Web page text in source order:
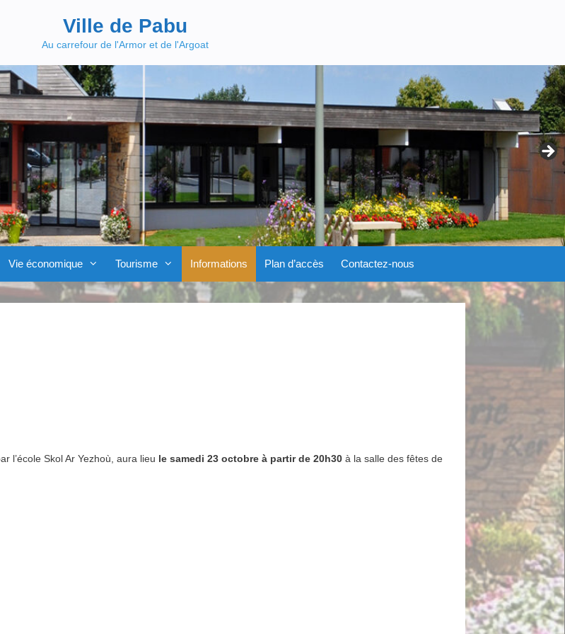
Ville de Pabu
Au carrefour de l'Armor et de l'Argoat
Vie économique Tourisme Informations Plan d’accès Contactez-nous
l’école Skol Ar Yezhoù, aura lieu le samedi 23 octobre à partir de 20h30 à la salle des fêtes de